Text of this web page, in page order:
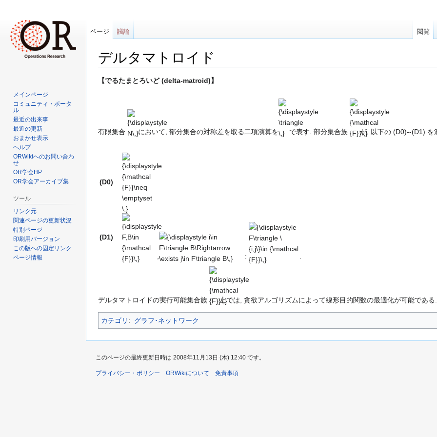
デルタマトロイド
ナ
ョ
検【でるたまとろいど (delta-matroid)】
有限集合 において, 部分集合の対称差を取る二項演算を
\triangle \,}
で表す. 部分集合族
{\mathcal
{F}}\,}
が, 以下の (D0)--(D1) を
(D0)
{\displaystyle
{\mathcal
{F}}\neq
\emptyset \,}
(D1)
{\displaystyle
F,B\in
{\mathcal
{F}}\,}
,
i\in F\triangle
B\Rightarrow
\exists j\in
F\triangle
:
F\triangle \
{i,j\}\in
{\mathcal
{F}}\,}
.
デルタマトロイドの実行可能集合族
{\displaystyle
{\mathcal
{F}}\,}
上では, 貪欲アルゴリズムによって線形目的関数の最適化が可能である.
カテゴリ : グラフ･ネットワーク
ページ 議論 閲覧
メインページ
コミュニティ・ポータ
ル
最近の出来事
最近の更新
おまかせ表示
ヘルプ
ORWikiへのお問い合わ
せ
OR学会HP
OR学会アーカイブ集
ツール
リンク元
関連ページの更新状況
特別ページ
印刷用バージョン
この版への固定リンク
ページ情報
このページの最終更新日時は 2008年11月13日 (木) 12:40 です。
プライバシー・ポリシー ORWikiについて 免責事項